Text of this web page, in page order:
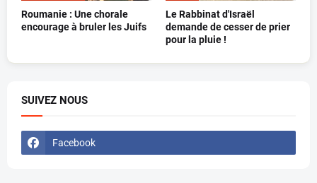
Roumanie : Une chorale
encourage à bruler les Juifs
Le Rabbinat d'Israël
demande de cesser de prier
pour la pluie !
SUIVEZ NOUS
Facebook